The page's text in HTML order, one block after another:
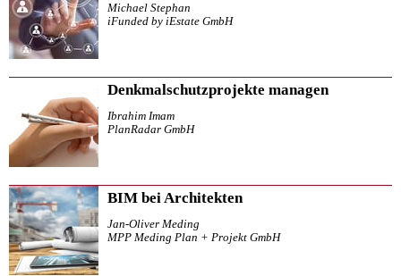
Michael Stephan
iFunded by iEstate GmbH
Denkmalschutzprojekte managen
Ibrahim Imam
PlanRadar GmbH
BIM bei Architekten
Jan-Oliver Meding
MPP Meding Plan + Projekt GmbH